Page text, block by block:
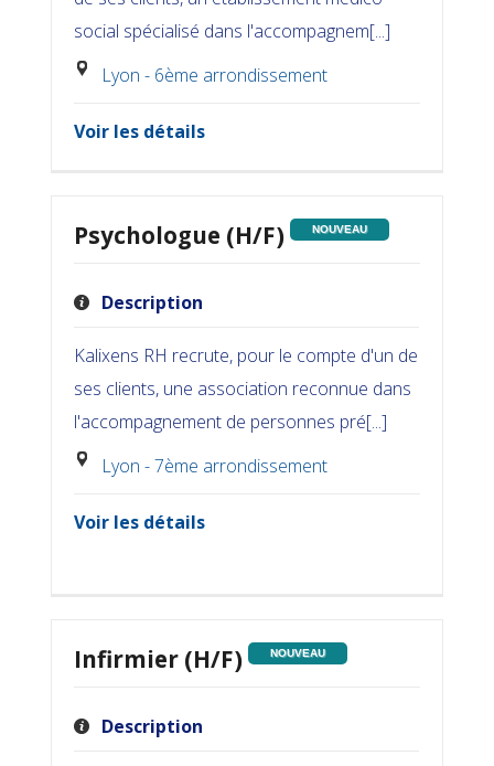
social spécialisé dans l'accompagnem[...]
Lyon - 6ème arrondissement
Voir les détails
Psychologue (H/F) NOUVEAU
Description
Kalixens RH recrute, pour le compte d'un de
ses clients, une association reconnue dans
l'accompagnement de personnes pré[...]
Lyon - 7ème arrondissement
Voir les détails
Infirmier (H/F) NOUVEAU
Description